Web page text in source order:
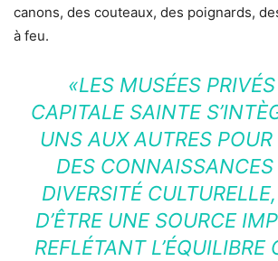
canons, des couteaux, des poignards,
à feu.
«LES MUSÉES
CAPITALE SAINTE
UNS AUX AUTRES
DES
DIVERSITÉ
D’ÊTRE UNE SOURCE
REFLÉTANT L’ÉQUILIBRE